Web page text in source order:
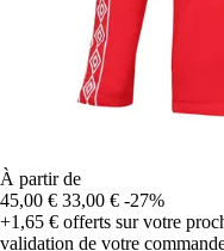
À partir de
45,00 € 33,00 € -27%
+1,65 € offerts sur votre
validation de votre